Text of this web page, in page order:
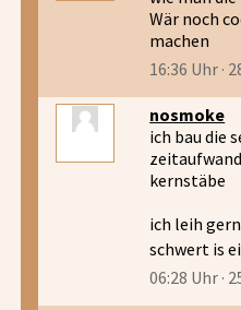
Wär noch
machen
16:36 Uhr ·
nosmoke
ich bau die
kernstäbe
ich leih
schwert is
06:28 Uhr ·